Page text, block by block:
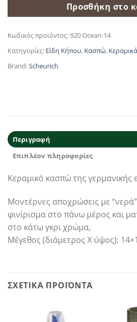
Προσθήκη στο
Κωδικός προϊόντος:920 Ocean-14
Κατηγορίες: Είδη Κήπου, Κασπώ, Κεραμικά
Brand:Scheurich
Περιγραφή
Επιπλέον πληροφορίες
Κεραμικό κασπώ της γερμανικής
Μοντέρνες αποχρώσεις με
φινίρισμα στο πάνω μέρος και
στο κάτω γκρι χρώμα,
Μέγεθος (διάμετρος Χ ύψος):
ΣΧΕΤΙΚΆ ΠΡΟΪΌΝΤΑ